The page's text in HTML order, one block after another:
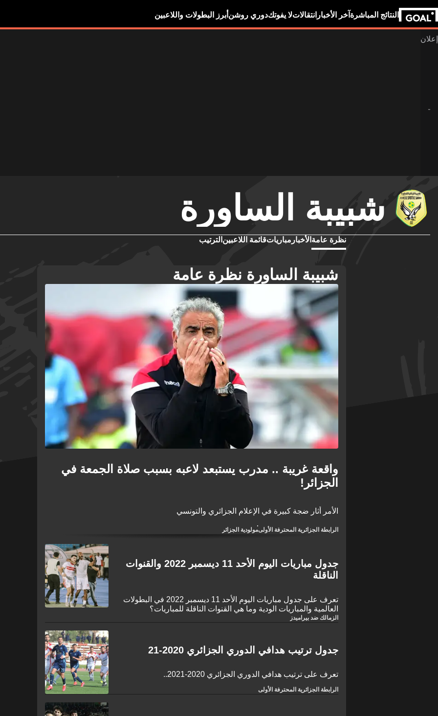
النتائج المباشرة آخر الأخبار انتقالاتلا يفوتكدوري روشن أبرز البطولات واللاعبين
شبيبة الساورة
نظرة عامة الأخبار مبارياتقائمة اللاعبين الترتيب
شبيبة الساورة نظرة عامة
واقعة غريبة .. مدرب يستبعد لاعبه بسبب صلاة الجمعة في
الجزائر!
الأمر أثار ضجة كبيرة في الإعلام الجزائري والتونسي
الرابطة الجزائرية المحترفة الأولىمولودية الجزائر
جدول مباريات اليوم الأحد 11 ديسمبر 2022 والقنوات
الناقلة
تعرف على جدول مباريات اليوم الأحد 11 ديسمبر 2022 في البطولات
العالمية والمباريات الودية وما هي القنوات الناقلة للمباريات؟
الزمالك ضد بيراميدز
جدول ترتيب هدافي الدوري الجزائري 2020-21
تعرف على ترتيب هدافي الدوري الجزائري 2020-2021..
الرابطة الجزائرية المحترفة الأولى